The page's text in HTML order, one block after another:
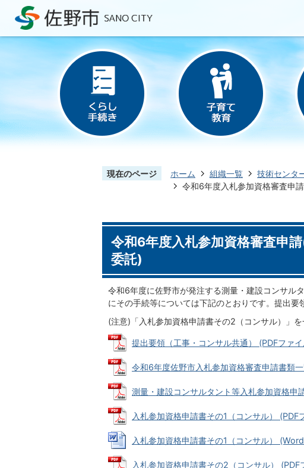
現在のページ ホーム 組織一覧 技術センタ
令和6年度入札参加資格審査申
令和6年度入札参加資格審査申
委託)
令和6年度に佐野市が発注する測量・建設コンサル
にその手続等については下記のとおりです。提出要
(注意)「入札参加資格申請書その2（コンサル）」
提出要領（工事・コンサル共通） (PDFファ
令和6年度佐野市入札参加資格審査申請書類
測量・建設コンサルタント等入札参加資格
入札参加資格申請書その1（コンサル） (PDF
入札参加資格申請書その1（コンサル）
入札参加資格申請書その2（コンサル）